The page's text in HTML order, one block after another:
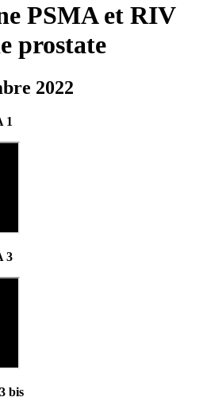
PSMA et RIV
prostate
2022
1
3
bis